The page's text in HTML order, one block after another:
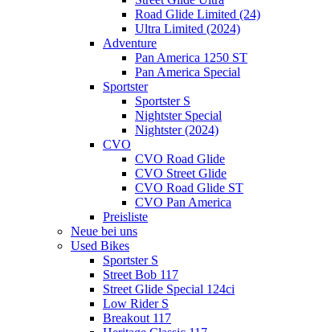
Road Glide Limited (24)
Ultra Limited (2024)
Adventure
Pan America 1250 ST
Pan America Special
Sportster
Sportster S
Nightster Special
Nightster (2024)
CVO
CVO Road Glide
CVO Street Glide
CVO Road Glide ST
CVO Pan America
Preisliste
Neue bei uns
Used Bikes
Sportster S
Street Bob 117
Street Glide Special 124ci
Low Rider S
Breakout 117